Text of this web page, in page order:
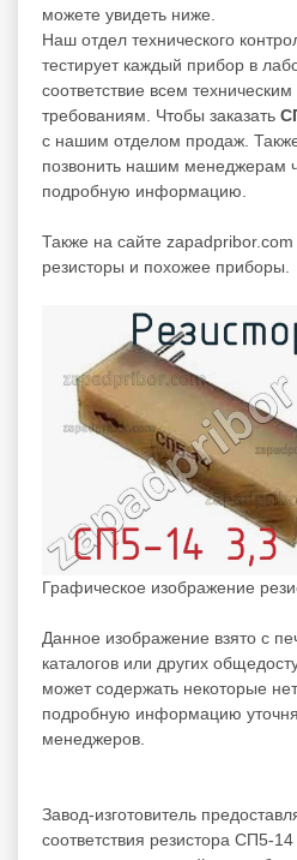
можете увидеть ниже.
Наш отдел технического
тестирует каждый прибор в
соответствие всем
требованиям. Чтобы заказать
с нашим отделом продаж.
позвонить нашим менеджерам
подробную информацию.
Также на сайте zapadpribor.com
резисторы и похожее приборы.
Графическое изображение
Данное изображение взято с
каталогов или других
может содержать некоторые
подробную информацию
менеджеров.
Завод-изготовитель
соответствия резистора СП5-